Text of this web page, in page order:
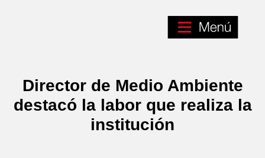
Director de Medio Ambiente
destacó la labor que realiza la
institución